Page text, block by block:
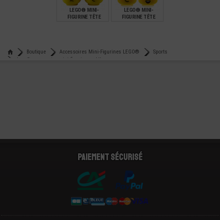
LEGO® MINI-
FIGURINE TÊTE
LEGO® MINI-
FIGURINE TÊTE
Boutique
Accessoires Mini-Figurines LEGO®
Sports
Lego® accessoire mini-figurine paddle - rame
Paiement sécurisé